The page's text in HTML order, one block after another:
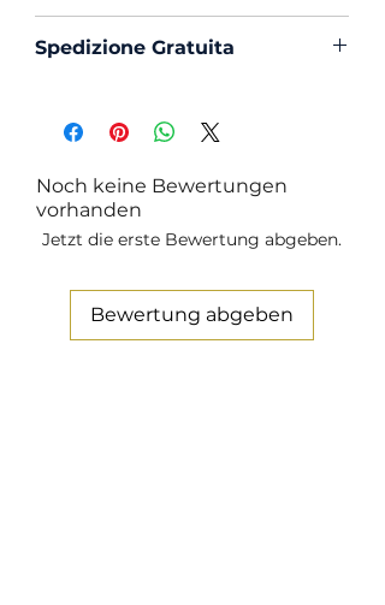
Portastecche
Polso :Tondo
Mouche :Si
Italy
Profumato e Ammorbidente
sicurezza con PayPal o Carta di
Spedizione Gratuita
Gratuita
Noch keine Bewertungen
vorhanden
Jetzt die erste Bewertung abgeben.
Bewertung abgeben